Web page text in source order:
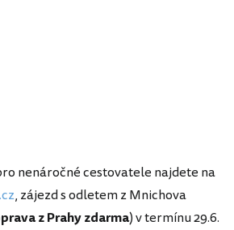
nenáročné cestovatele najdete na
, zájezd s odletem z Mnichova
z Prahy zdarma) v termínu 29.6.